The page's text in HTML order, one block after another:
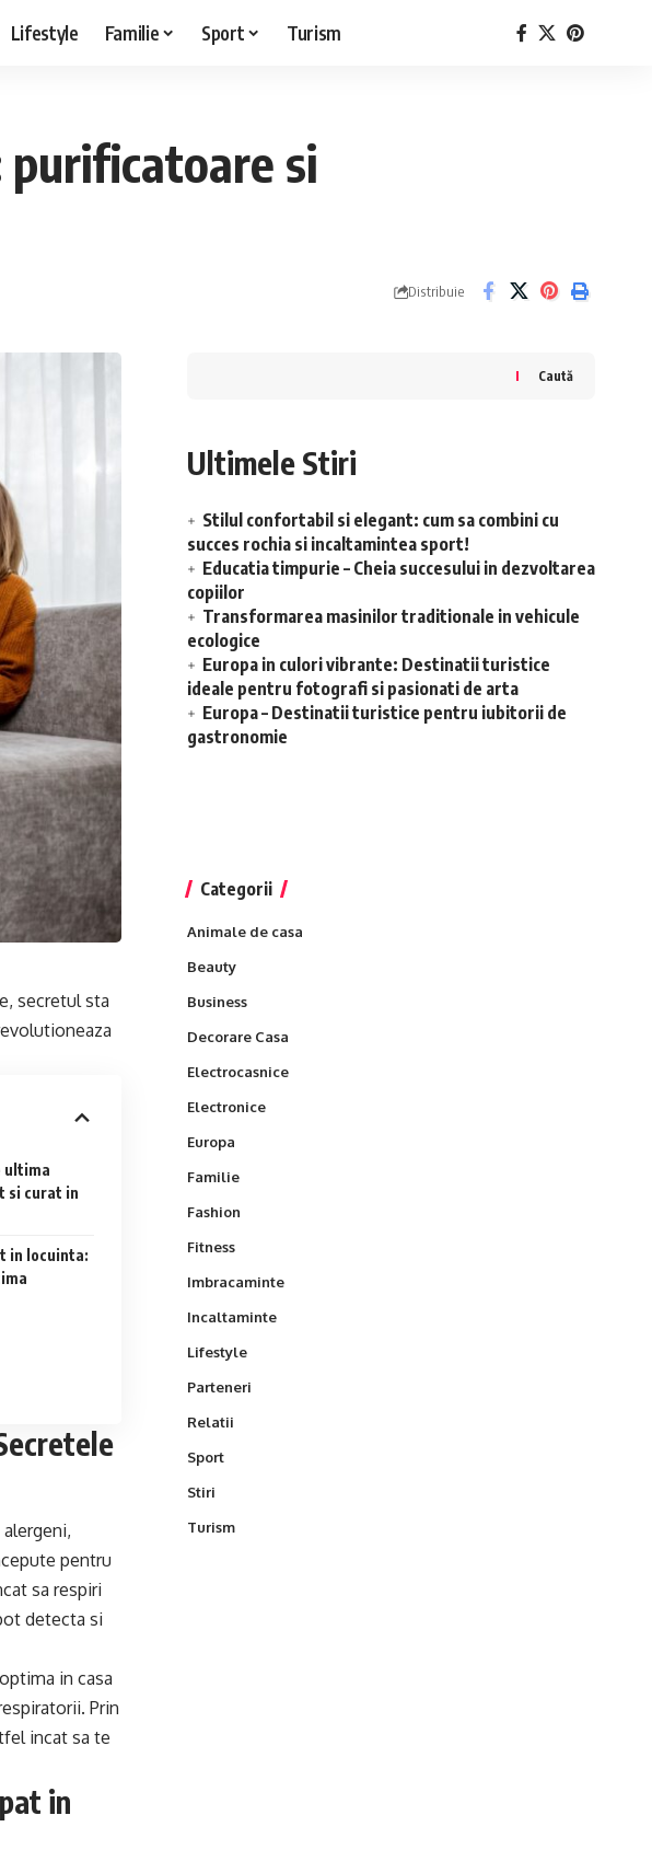
Lifestyle Familie Sport Turism
si
Distribuie
secretul sta
ultima
si curat in
in locuinta:
pentru
sa respiri
detecta si
in casa
Prin
incat sa te
in
Caută
Ultimele Stiri
Stilul confortabil si elegant: cum sa combini cu
succes rochia si incaltamintea sport!
Educatia timpurie – Cheia succesului in dezvoltarea
copiilor
Transformarea masinilor traditionale in vehicule
ecologice
Europa in culori vibrante: Destinatii turistice
ideale pentru fotografi si pasionati de arta
Europa – Destinatii turistice pentru iubitorii de
gastronomie
Categorii
Animale de casa
Beauty
Business
Decorare Casa
Electrocasnice
Electronice
Europa
Familie
Fashion
Fitness
Imbracaminte
Incaltaminte
Lifestyle
Parteneri
Relatii
Sport
Stiri
Turism